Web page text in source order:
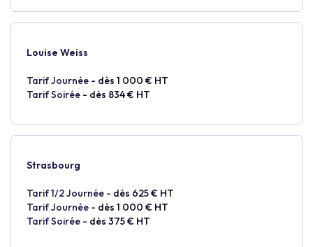
Louise Weiss
Tarif Journée - dès 1 000 € HT
Tarif Soirée - dès 834 € HT
Strasbourg
Tarif 1/2 Journée - dès 625 € HT
Tarif Journée - dès 1 000 € HT
Tarif Soirée - dès 375 € HT